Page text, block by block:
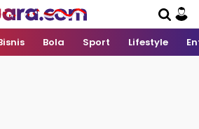
Bola Sport Lifestyle